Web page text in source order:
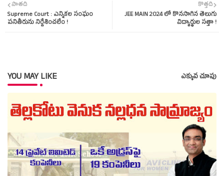
ter tsap
కొత్తది
JEE MAIN 2024 లో కొనసాగిన తెలుగు
విద్యార్థుల సత్తా !
పాతది
Supreme Court : ఎన్నికల సంఘం
పనితీరును నిర్దేశించలేం !
YOU MAY LIKE ఎక్కువ చూపు